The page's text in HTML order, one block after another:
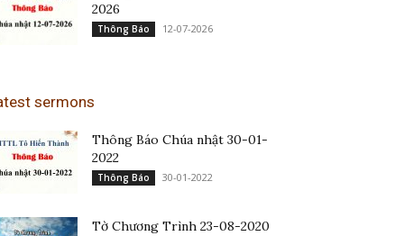
2026
Thông Báo 12-07-2026
sermons
Thông Báo Chúa nhật 30-01-
2022
Thông Báo 30-01-2022
Tờ Chương Trình 23-08-2020